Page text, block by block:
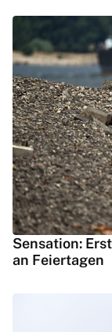
Sensation:
an Feiertagen